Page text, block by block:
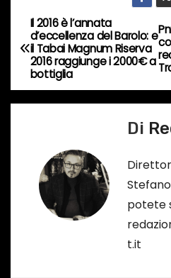
s
o
…
N
a
v
Il 2016 è l’annata
d’eccellenza del Barolo: e
il Tabai Magnum Riserva
2016 raggiunge i 2000€ a
bottiglia
Di
potete
t.it